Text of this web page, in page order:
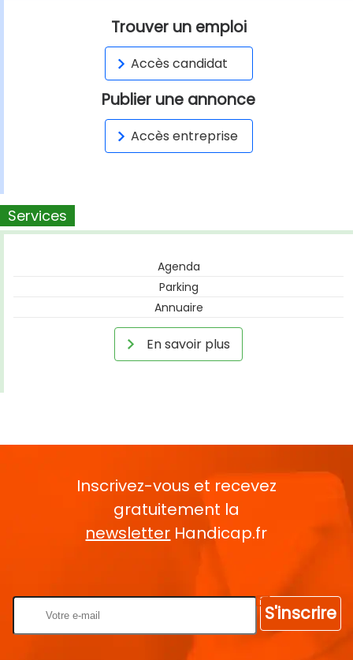
Trouver un emploi
Accès candidat
Publier une annonce
Accès entreprise
Services
Agenda
Parking
Annuaire
En savoir plus
Inscrivez-vous et recevez
gratuitement la
newsletter Handicap.fr
S'inscrire